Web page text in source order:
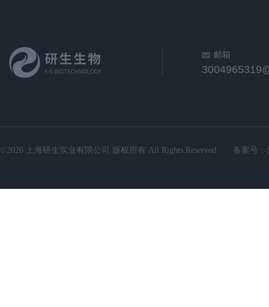
邮箱
©2026 上海研生实业有限公司 版权所有 All Rights Reserved. 备案号：